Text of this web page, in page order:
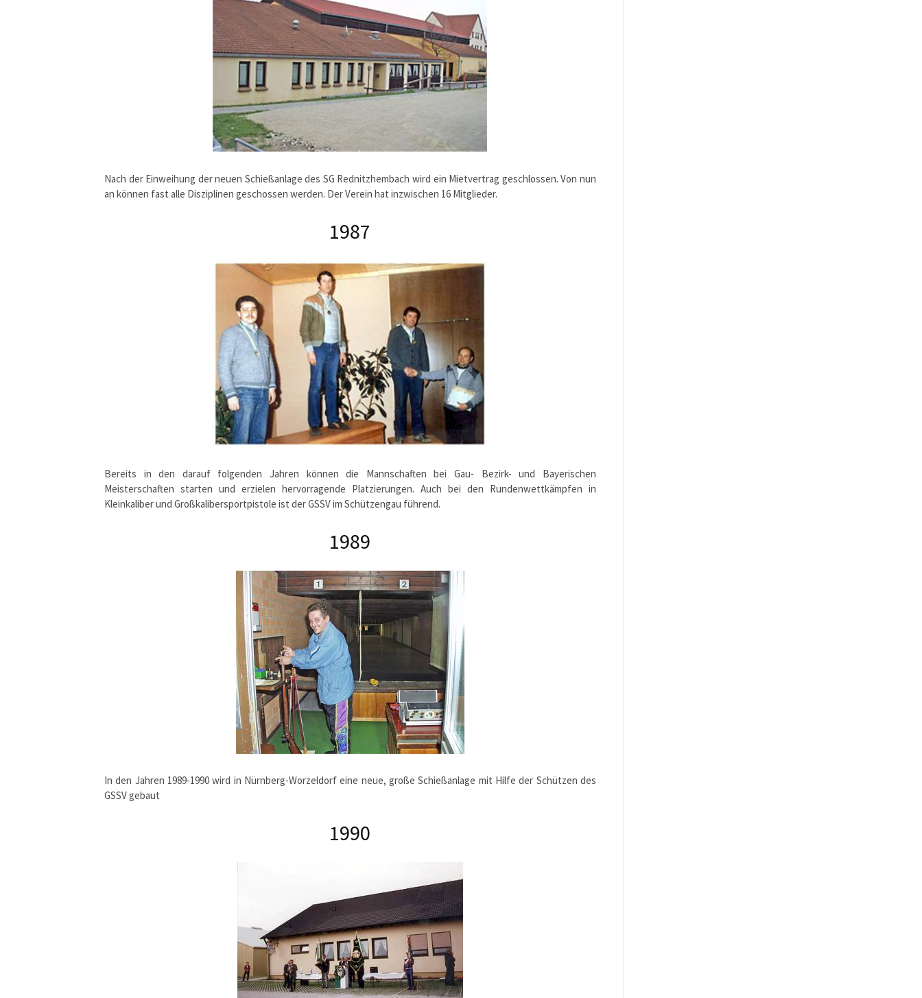
Nach der Einweihung der neuen Schießanlage des SG Rednitzhembach wird ein Mietvertrag geschlossen. Von nun
an können fast alle Disziplinen geschossen werden. Der Verein hat inzwischen 16 Mitglieder.
1987
Bereits in den darauf folgenden Jahren können die Mannschaften bei Gau- Bezirk- und Bayerischen
Meisterschaften starten und erzielen hervorragende Platzierungen. Auch bei den Rundenwettkämpfen in
Kleinkaliber und Großkalibersportpistole ist der GSSV im Schützengau führend.
1989
In den Jahren 1989-1990 wird in Nürnberg-Worzeldorf eine neue, große Schießanlage mit Hilfe der Schützen des
GSSV gebaut
1990